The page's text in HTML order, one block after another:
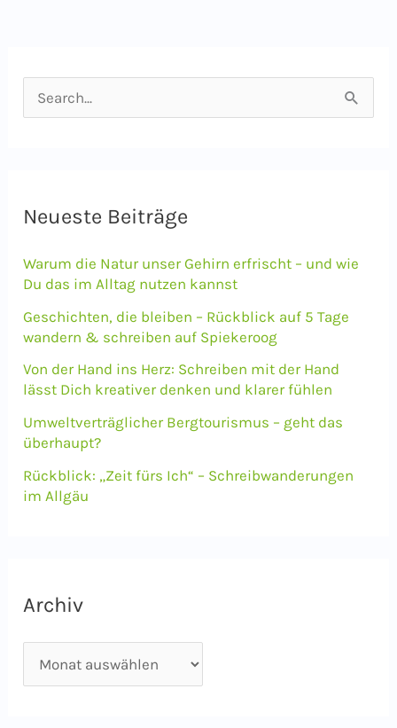
u
e
n
c
h
:
Neueste Beiträge
Warum die Natur unser Gehirn erfrischt – und wie
Du das im Alltag nutzen kannst
Geschichten, die bleiben – Rückblick auf 5 Tage
wandern & schreiben auf Spiekeroog
Von der Hand ins Herz: Schreiben mit der Hand
lässt Dich kreativer denken und klarer fühlen
Umweltverträglicher Bergtourismus – geht das
überhaupt?
Rückblick: „Zeit fürs Ich“ – Schreibwanderungen
im Allgäu
Archiv
r